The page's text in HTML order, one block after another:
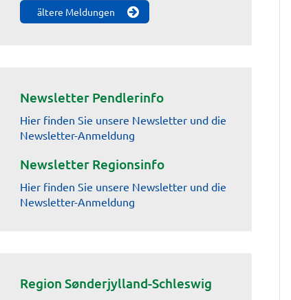
ältere Meldungen
Newsletter Pendlerinfo
Hier finden Sie unsere Newsletter und die
Newsletter-Anmeldung
Newsletter Regionsinfo
Hier finden Sie unsere Newsletter und die
Newsletter-Anmeldung
Region Sønderjylland-Schleswig